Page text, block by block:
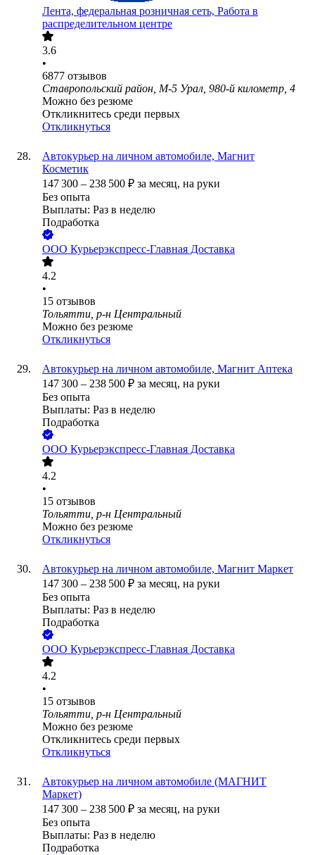
Лента, федеральная розничная сеть, Работа в
распределительном центре
3.6
•
6877 отзывов
Ставропольский район, М-5 Урал, 980-й километр, 4
Можно без резюме
Откликнитесь среди первых
Откликнуться
Автокурьер на личном автомобиле, Магнит
Косметик
147 300 – 238 500 ₽ за месяц, на руки
Без опыта
Выплаты: Раз в неделю
Подработка
ООО Курьерэкспресс-Главная Доставка
4.2
•
15 отзывов
Тольятти, р-н Центральный
Можно без резюме
Откликнуться
Автокурьер на личном автомобиле, Магнит Аптека
147 300 – 238 500 ₽ за месяц, на руки
Без опыта
Выплаты: Раз в неделю
Подработка
ООО Курьерэкспресс-Главная Доставка
4.2
•
15 отзывов
Тольятти, р-н Центральный
Можно без резюме
Откликнуться
Автокурьер на личном автомобиле, Магнит Маркет
147 300 – 238 500 ₽ за месяц, на руки
Без опыта
Выплаты: Раз в неделю
Подработка
ООО Курьерэкспресс-Главная Доставка
4.2
•
15 отзывов
Тольятти, р-н Центральный
Можно без резюме
Откликнитесь среди первых
Откликнуться
Автокурьер на личном автомобиле (МАГНИТ
Маркет)
147 300 – 238 500 ₽ за месяц, на руки
Без опыта
Выплаты: Раз в неделю
Подработка